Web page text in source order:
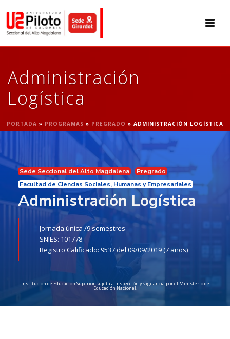
Administración
Logística
PORTADA » PROGRAMAS » PREGRADO » ADMINISTRACIÓN LOGÍSTICA
Sede Seccional del Alto Magdalena Pregrado
Facultad de Ciencias Sociales, Humanas y Empresariales
Administración Logística
Jornada única /9 semestres
SNIES: 101778
Registro Calificado: 9537 del 09/09/2019 (7 años)
Institución de Educación Superior sujeta a inspección y vigilancia por el Ministerio de
Educación Nacional.